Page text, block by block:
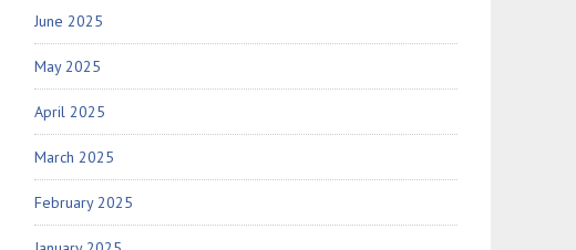
June 2025
May 2025
April 2025
March 2025
February 2025